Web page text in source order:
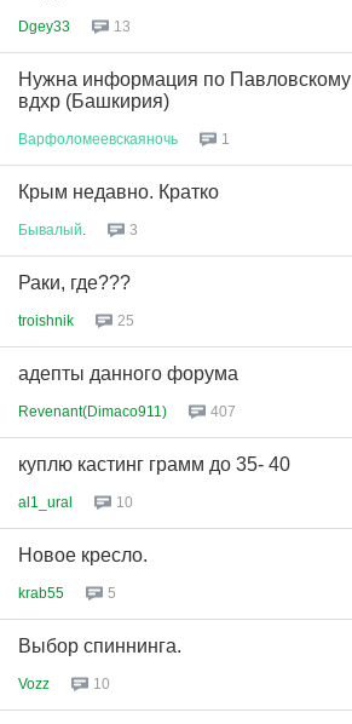
Dgey33 13
Нужна информация по Павловскому
вдхр (Башкирия)
Варфоломеевскаяночь 1
Крым недавно. Кратко
Бывалый 3
Раки, где???
troishnik 25
адепты данного форума
Revenant(Dimaco911) 407
куплю кастинг грамм до 35- 40
al1_ural 10
Новое кресло.
krab55 5
Выбор спиннинга.
Vozz 10